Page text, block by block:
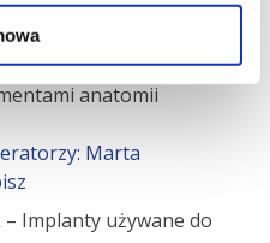
Herman
Anatomia stawu
anatomii
Marta
Implanty używane do